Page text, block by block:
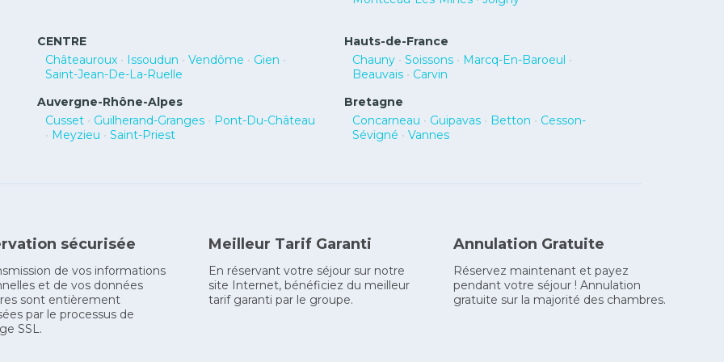
CENTRE
Châteauroux • Issoudun • Vendôme • Gien •
Saint-Jean-De-La-Ruelle
Hauts-de-France
Chauny • Soissons • Marcq-En-Baroeul •
Beauvais • Carvin
Auvergne-Rhône-Alpes
Cusset • Guilherand-Granges • Pont-Du-Château
• Meyzieu • Saint-Priest
Bretagne
Concarneau • Guipavas • Betton • Cesson-
Sévigné • Vannes
sécurisée
de vos informations
et de vos données
sont entièrement
par le processus de
SSL.
Meilleur Tarif Garanti
En réservant votre séjour sur notre
site Internet, bénéficiez du meilleur
tarif garanti par le groupe.
Annulation Gratuite
Réservez maintenant et payez
pendant votre séjour ! Annulation
gratuite sur la majorité des chambres.